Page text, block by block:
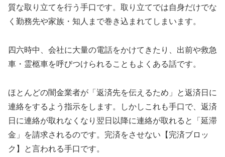
質な取り立てを行う手口です。取り立てでは自身だけでな
く勤務先や家族・知人まで巻き込まれてしまいます。
四六時中、会社に大量の電話をかけてきたり、出前や救急
車・霊柩車を呼びつけられることもよくある話です。
ほとんどの闇金業者が「返済先を伝えるため」と返済日に
連絡をするよう指示をします。しかしこれも手口で、返済
日に連絡が取れなくなり翌日以降に連絡が取れると「延滞
金」を請求されるのです。完済をさせない【完済ブロッ
ク】と言われる手口です。